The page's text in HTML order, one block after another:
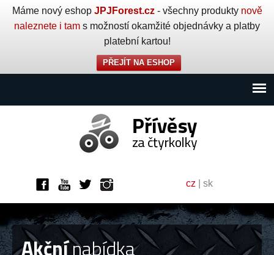
Máme nový eshop JPJForest.cz- všechny produkty nově
naleznete i tam s možností okamžité objednávky a platby
platební kartou!
PŘEJÍT NA ESHOP
cz sk
Akčnínabídka